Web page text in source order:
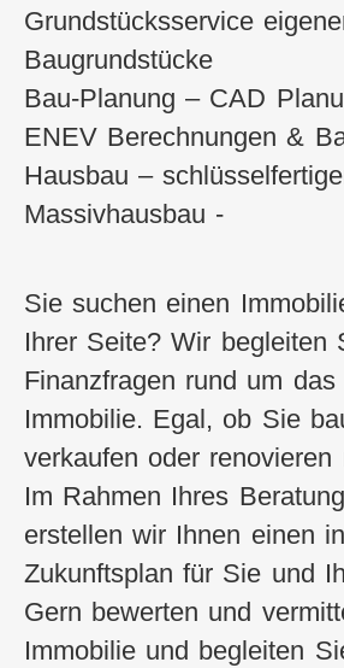
Grundstücksservice
Baugrundstücke
Bau-Planung – CAD
ENEV Berechnungen &
Hausbau –
Massivhausbau -
Sie suchen einen
Ihrer Seite? Wir begleiten
Finanzfragen rund um das
Immobilie. Egal, ob Sie
verkaufen oder renovieren
Im Rahmen Ihres
erstellen wir Ihnen einen
Zukunftsplan für Sie und
Gern bewerten und
Immobilie und begleiten